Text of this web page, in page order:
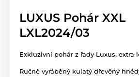
LUXUS Pohár XXL
LXL2024/03
Exkluzivní pohár z řady Luxus, extra
Ručně vyráběný kulatý dřevěný